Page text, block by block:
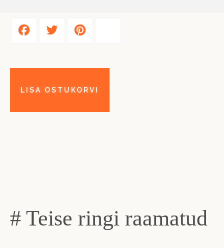
# Teise ringi raamatud